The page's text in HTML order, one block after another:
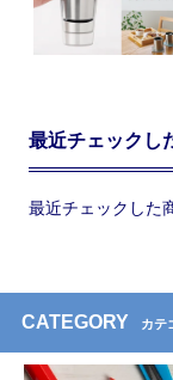
最近チェックし
最近チェックした
CATEGORY カテ